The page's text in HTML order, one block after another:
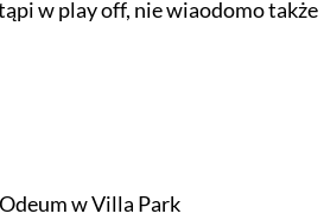
w play off, nie wiaodomo także
w Villa Park